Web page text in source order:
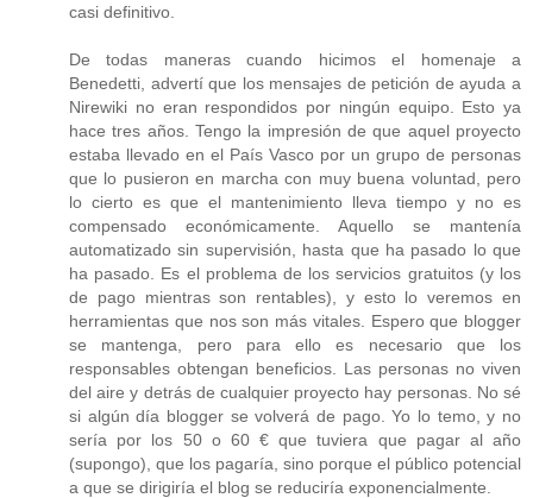
casi definitivo.
De todas maneras cuando hicimos el homenaje a
Benedetti, advertí que los mensajes de petición de ayuda a
Nirewiki no eran respondidos por ningún equipo. Esto ya
hace tres años. Tengo la impresión de que aquel proyecto
estaba llevado en el País Vasco por un grupo de personas
que lo pusieron en marcha con muy buena voluntad, pero
lo cierto es que el mantenimiento lleva tiempo y no es
compensado económicamente. Aquello se mantenía
automatizado sin supervisión, hasta que ha pasado lo que
ha pasado. Es el problema de los servicios gratuitos (y los
de pago mientras son rentables), y esto lo veremos en
herramientas que nos son más vitales. Espero que blogger
se mantenga, pero para ello es necesario que los
responsables obtengan beneficios. Las personas no viven
del aire y detrás de cualquier proyecto hay personas. No sé
si algún día blogger se volverá de pago. Yo lo temo, y no
sería por los 50 o 60 € que tuviera que pagar al año
(supongo), que los pagaría, sino porque el público potencial
a que se dirigiría el blog se reduciría exponencialmente.